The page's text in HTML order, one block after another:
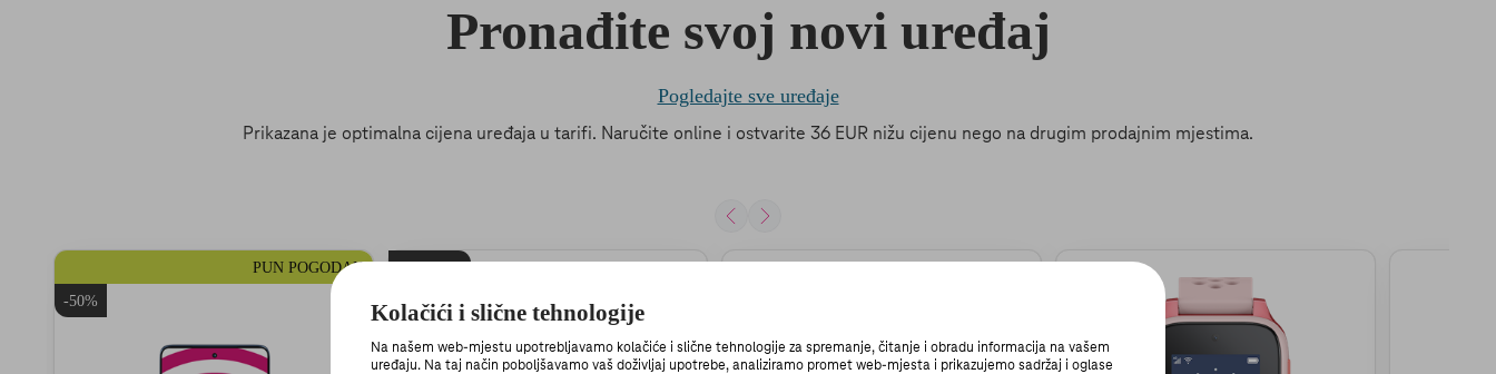
Kolačići i slične tehnologije
Na našem web-mjestu upotrebljavamo kolačiće i slične tehnologije za spremanje, čitanje i obradu informacija na vašem
uređaju. Na taj način poboljšavamo vaš doživljaj upotrebe, analiziramo promet web-mjesta i prikazujemo sadržaj i oglase
Pronađite svoj novi uređaj
Pogledajte sve uređaje
Prikazana je optimalna cijena uređaja u tarifi. Naručite online i ostvarite 36 EUR nižu cijenu nego na drugim prodajnim mjestima.
PUN POGODAK
-50%